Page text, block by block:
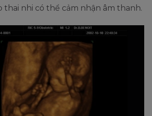
thai nhi có thể cảm nhận âm thanh.